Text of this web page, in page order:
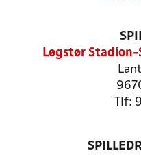
Løgstør
Tlf: